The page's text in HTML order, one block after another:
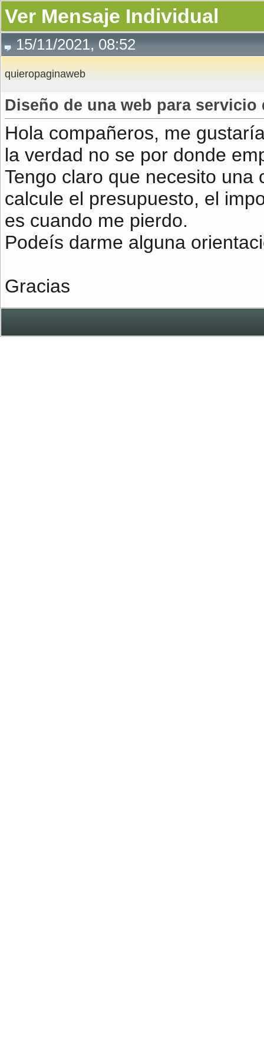
Ver Mensaje Individual
15/11/2021, 08:52
quieropaginaweb
Diseño de una web para servicio
Hola compañeros, me
la verdad no se por donde
Tengo claro que necesito
calcule el presupuesto, el
es cuando me pierdo.
Podeís darme alguna
Gracias